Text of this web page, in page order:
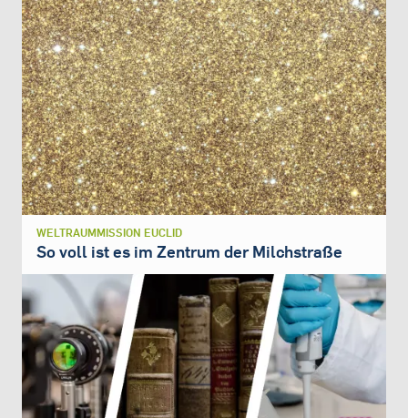
WELTRAUMMISSION EUCLID
So voll ist es im Zentrum der Milchstraße